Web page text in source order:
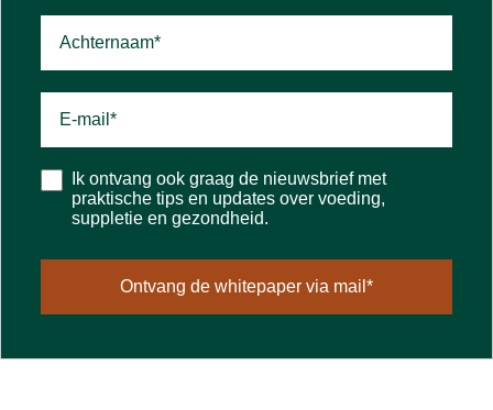
Ik ontvang ook graag de nieuwsbrief met
praktische tips en updates over voeding,
suppletie en gezondheid.
Ontvang de whitepaper via mail*